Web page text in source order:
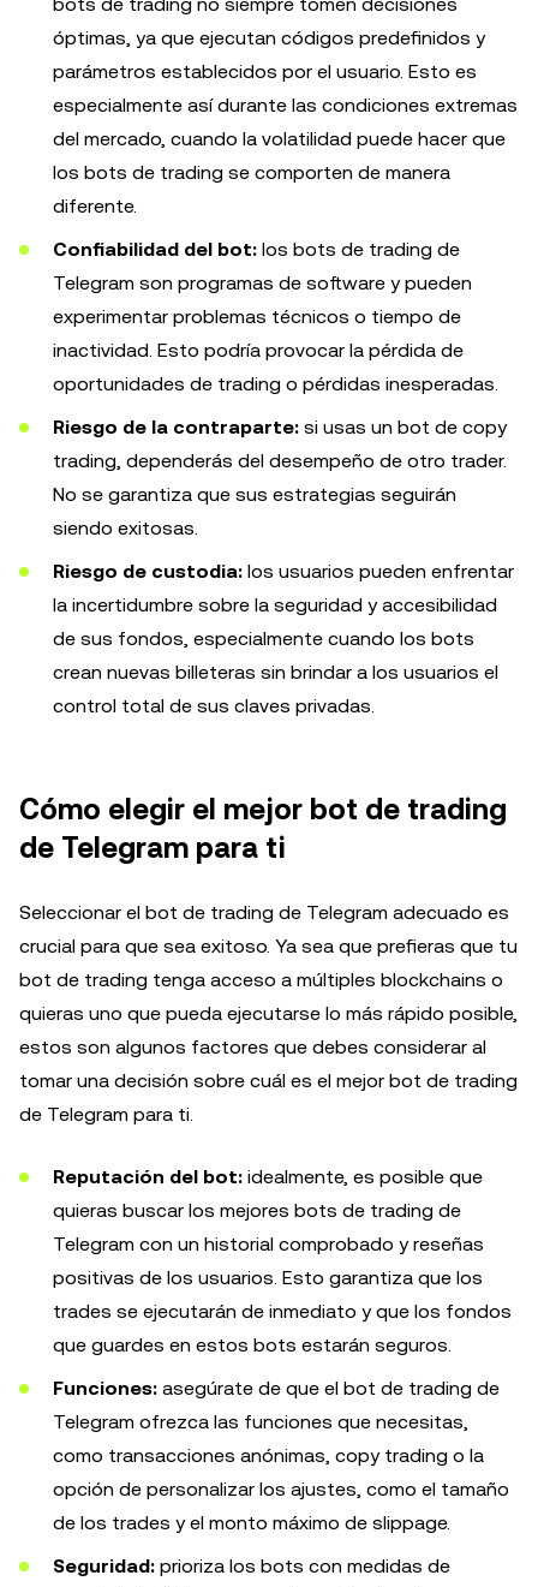
óptimas, ya que ejecutan códigos predefinidos y
parámetros establecidos por el usuario. Esto es
especialmente así durante las condiciones extremas
del mercado, cuando la volatilidad puede hacer que
los bots de trading se comporten de manera
diferente.
Confiabilidad del bot: los bots de trading de
Telegram son programas de software y pueden
experimentar problemas técnicos o tiempo de
inactividad. Esto podría provocar la pérdida de
oportunidades de trading o pérdidas inesperadas.
Riesgo de la contraparte: si usas un bot de copy
trading, dependerás del desempeño de otro trader.
No se garantiza que sus estrategias seguirán
siendo exitosas.
Riesgo de custodia: los usuarios pueden enfrentar
la incertidumbre sobre la seguridad y accesibilidad
de sus fondos, especialmente cuando los bots
crean nuevas billeteras sin brindar a los usuarios el
control total de sus claves privadas.
Cómo elegir el mejor bot de trading
de Telegram para ti
Seleccionar el bot de trading de Telegram adecuado es
crucial para que sea exitoso. Ya sea que prefieras que tu
bot de trading tenga acceso a múltiples blockchains o
quieras uno que pueda ejecutarse lo más rápido posible,
estos son algunos factores que debes considerar al
tomar una decisión sobre cuál es el mejor bot de trading
de Telegram para ti.
Reputación del bot: idealmente, es posible que
quieras buscar los mejores bots de trading de
Telegram con un historial comprobado y reseñas
positivas de los usuarios. Esto garantiza que los
trades se ejecutarán de inmediato y que los fondos
que guardes en estos bots estarán seguros.
Funciones: asegúrate de que el bot de trading de
Telegram ofrezca las funciones que necesitas,
como transacciones anónimas, copy trading o la
opción de personalizar los ajustes, como el tamaño
de los trades y el monto máximo de slippage.
Seguridad: prioriza los bots con medidas de